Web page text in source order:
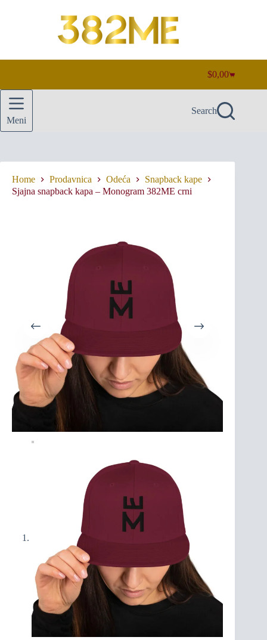
Shopping
cart
$0,00
Meni
Search
Home Prodavnica Odeća
Snapback kape
Sjajna snapback kapa – Monogram 382ME crni